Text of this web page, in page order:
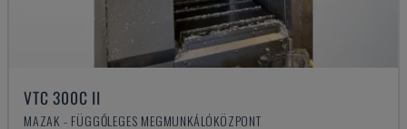
VTC 300C II
MAZAK - FÜGGŐLEGES MEGMUNKÁLÓKÖZPONT